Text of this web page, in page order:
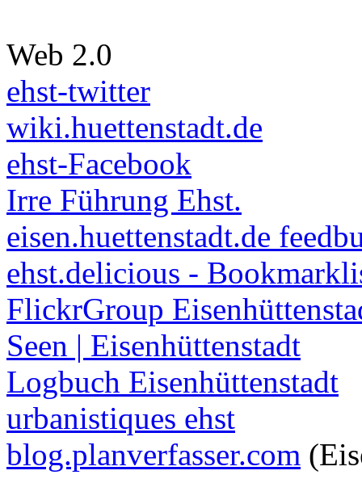
Web 2.0
ehst-twitter
wiki.huettenstadt.de
ehst-Facebook
Irre Führung Ehst.
eisen.huettenstadt.de
ehst.delicious -
FlickrGroup
Seen | Eisenhüttenstadt
Logbuch Eisenhüttenstadt
urbanistiques ehst
blog.planverfasser.com